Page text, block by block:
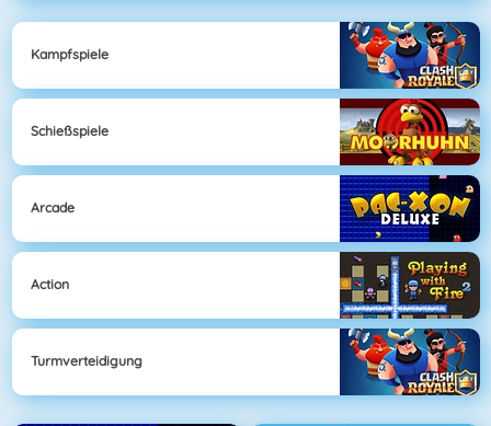
Kampfspiele
Schießspiele
Arcade
Action
Turmverteidigung